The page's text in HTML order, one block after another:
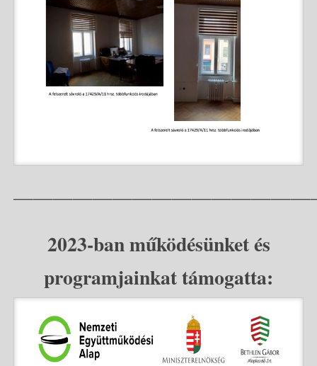
2023-ban működésünket és
programjainkat támogatta: